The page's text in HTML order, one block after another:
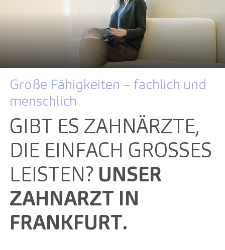
Große Fähigkeiten – fachlich und
menschlich
GIBT ES ZAHNÄRZTE,
DIE EINFACH GROSSES L
EISTEN? UNSER
ZAHNARZT IN
FRANKFURT.